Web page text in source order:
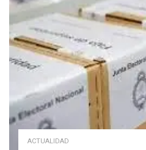
ACTUALIDAD